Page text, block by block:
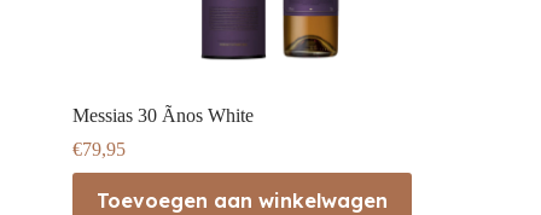
Messias 30 Ãnos White
€79,95
Toevoegen aan winkelwagen